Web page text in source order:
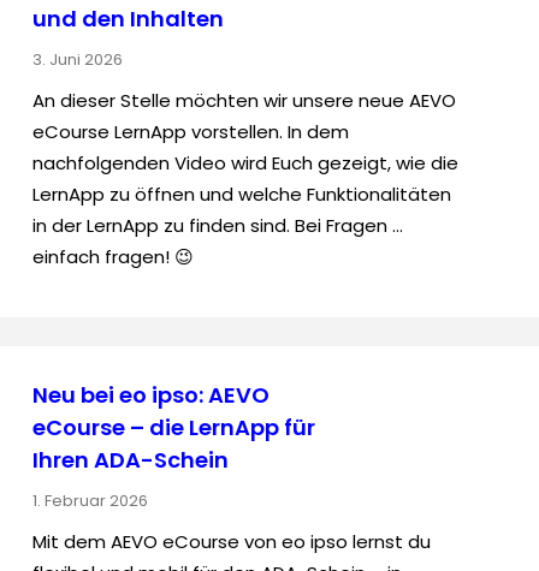
und den Inhalten
3. Juni 2026
An dieser Stelle möchten wir unsere neue AEVO
eCourse LernApp vorstellen. In dem
nachfolgenden Video wird Euch gezeigt, wie die
LernApp zu öffnen und welche Funktionalitäten
in der LernApp zu finden sind. Bei Fragen …
einfach fragen! 😉
Neu bei eo ipso: AEVO
eCourse – die LernApp für
Ihren ADA-Schein
1. Februar 2026
Mit dem AEVO eCourse von eo ipso lernst du